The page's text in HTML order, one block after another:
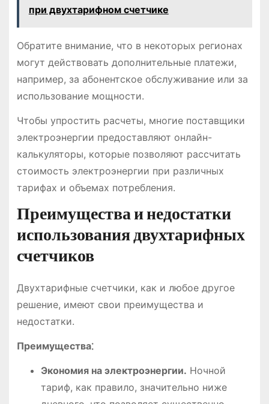
при двухтарифном счетчике
Обратите внимание, что в некоторых регионах
могут действовать дополнительные платежи,
например, за абонентское обслуживание или за
использование мощности.
Чтобы упростить расчеты, многие поставщики
электроэнергии предоставляют онлайн-
калькуляторы, которые позволяют рассчитать
стоимость электроэнергии при различных
тарифах и объемах потребления.
Преимущества и недостатки
использования двухтарифных
счетчиков
Двухтарифные счетчики, как и любое другое
решение, имеют свои преимущества и
недостатки.
Преимущества⁚
Экономия на электроэнергии. Ночной
тариф, как правило, значительно ниже